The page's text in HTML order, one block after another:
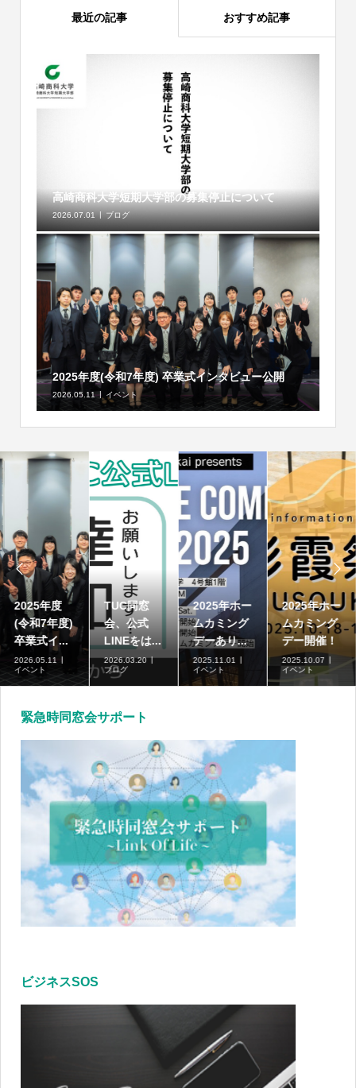
最近の記事 おすすめ記事
高崎商科大学短期大学部の募集停止について
2026.07.01 ブログ
2025年度(令和7年度) 卒業式インタビュー公開
2026.05.11 イベント

2025年度
(令和7年度)
卒業式イ...
2026.05.11
イベント
TUC同窓
会、公式
LINEをは...
2026.03.20
ブログ
2025年ホー
ムカミング
デーあり...
2025.11.01
イベント
2025年ホー
ムカミング
デー開催！
2025.10.07
イベント

緊急時同窓会サポート
ビジネスSOS